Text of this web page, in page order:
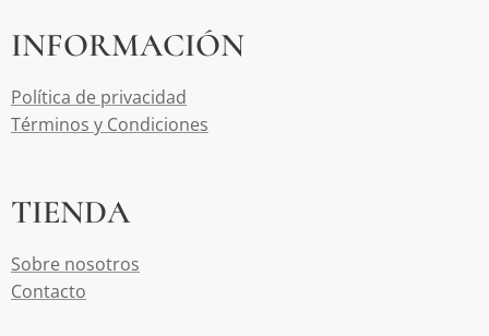
INFORMACIÓN
Política de privacidad
Términos y Condiciones
TIENDA
Sobre nosotros
Contacto